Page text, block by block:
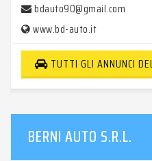
bdauto90@gmail.com
www.bd-auto.it
TUTTI GLI ANNUNCI
BERNI AUTO S.R.L.